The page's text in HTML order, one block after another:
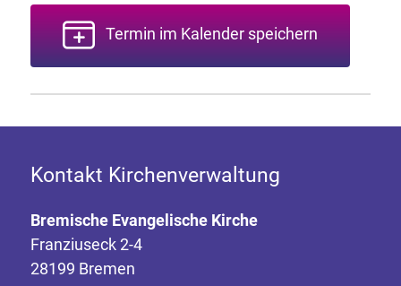
Termin im Kalender speichern
Kontakt Kirchenverwaltung
Bremische Evangelische Kirche
Franziuseck 2-4
28199 Bremen